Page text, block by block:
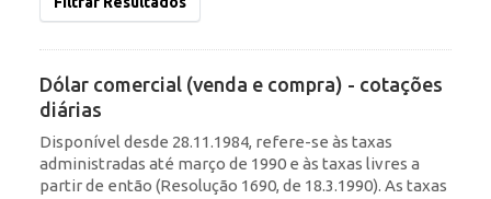
Dólar comercial (venda e compra) - cotações
diárias
Disponível desde 28.11.1984, refere-se às taxas
administradas até março de 1990 e às taxas livres a
partir de então (Resolução 1690, de 18.3.1990). As taxas